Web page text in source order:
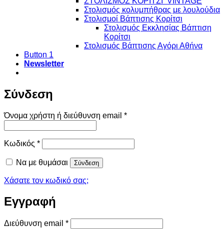
Στολισμός κολυμπήθρας με λουλούδια
Στολισμοί Βάπτισης Κορίτσι
Στολισμός Εκκλησίας Βάπτιση
Κορίτσι
Στολισμός Βάπτισης Αγόρι Αθήνα
Button 1
Newsletter
Σύνδεση
Όνομα χρήστη ή διεύθυνση email *Απαιτείται
Κωδικός *Απαιτείται
Να με θυμάσαι Σύνδεση
Χάσατε τον κωδικό σας;
Εγγραφή
Διεύθυνση email *Απαιτείται